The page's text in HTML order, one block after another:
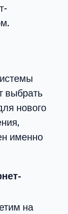
выбрать
нового
именно
на